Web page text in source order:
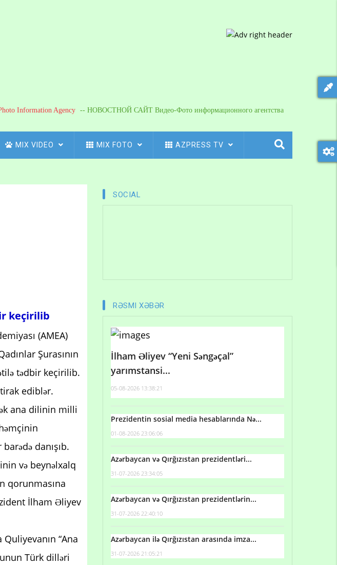
Information Agency -- НОВОСТНОЙ САЙТ Видео-Фото информационного агентства
MIX VIDEO MIX FOTO AZPRESS TV
keçirilib
(AMEA)
Şurasının
tədbir keçirilib.
ediblər.
ana dilinin milli
danışıb.
və beynəlxalq
qorunmasına
İlham Əliyev
“Ana
Türk dilləri
SOCIAL
RƏSMI XƏBƏR
İlham Əliyev “Yeni Səngəçal”
yarımstansi...
05-08-2026 13:38:21
Prezidentin sosial media hesablarında Nə...
01-08-2026 23:06:06
Azərbaycan və Qırğızıstan prezidentləri...
31-07-2026 23:34:05
Azərbaycan və Qırğızıstan prezidentlərin...
31-07-2026 22:40:10
Azərbaycan ilə Qırğızıstan arasında imza...
31-07-2026 21:05:21